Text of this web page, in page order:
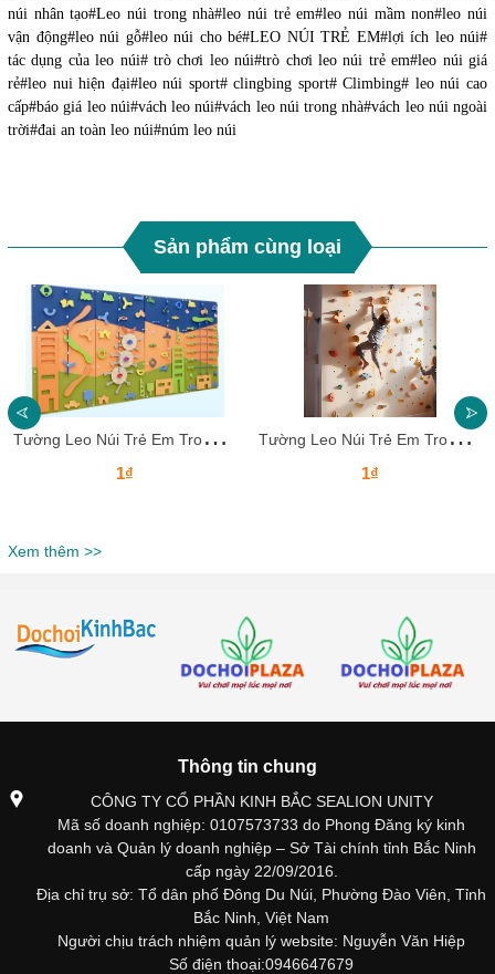
núi nhân tạo#Leo núi trong nhà#leo núi trẻ em#leo núi mầm non#leo núi
vận động#leo núi gỗ#leo núi cho bé#LEO NÚI TRẺ EM#lợi ích leo núi#
tác dụng của leo núi# trò chơi leo núi#trò chơi leo núi trẻ em#leo núi giá
rẻ#leo nui hiện đại#leo núi sport# clingbing sport# Climbing# leo núi cao
cấp#báo giá leo núi#vách leo núi#vách leo núi trong nhà#vách leo núi ngoài
trời#đai an toàn leo núi#núm leo núi
Sản phẩm cùng loại
T
ường Leo Núi Trẻ Em Trong Nhà LNTE16 – Mô Hình Leo Núi Đa Năng
1₫
T
ường Leo Núi Trẻ Em Trong Nhà LNTE15 – Mô Hình Leo Núi Mini Tại Nhà
1₫
Xem thêm >>
Thông tin chung
CÔNG TY CỔ PHẦN KINH BẮC SEALION UNITY
Mã số doanh nghiệp: 0107573733 do Phong Đăng ký kinh
doanh và Quản lý doanh nghiệp – Sở Tài chính tỉnh Bắc Ninh
cấp ngày 22/09/2016.
Địa chỉ trụ sở: Tổ dân phố Đông Du Núi, Phường Đào Viên, Tỉnh
Bắc Ninh, Việt Nam
Người chịu trách nhiệm quản lý website: Nguyễn Văn Hiệp
Số điện thoại:0946647679